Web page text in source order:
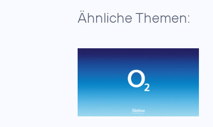
Ähnliche Themen: